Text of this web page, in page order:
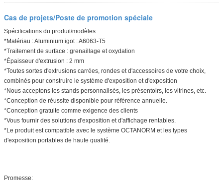
Cas de projets/Poste de promotion spéciale
Spécifications du produit/modèles
*Matériau : Aluminium igot : A6063-T5
*Traitement de surface : grenaillage et oxydation
*Épaisseur d'extrusion : 2 mm
*Toutes sortes d'extrusions carrées, rondes et d'accessoires de votre choix,
combinés pour construire le système d'exposition et d'exposition
*Nous acceptons les stands personnalisés, les présentoirs, les vitrines, etc.
*Conception de réussite disponible pour référence annuelle.
*Conception gratuite comme exigence des clients
*Vous fournir des solutions d'exposition et d'affichage rentables.
*Le produit est compatible avec le système OCTANORM et les types
d'exposition portables de haute qualité.
Promesse: